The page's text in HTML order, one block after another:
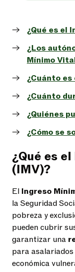
¿Qué es el
¿Los
Mínimo
¿Cuánto
¿Cuánto
¿Quiénes
¿Cómo se
¿Qué es
(IMV)?
El Ingreso
la Seguridad
pobreza y
pueden cubrir
garantizar una
para
económica